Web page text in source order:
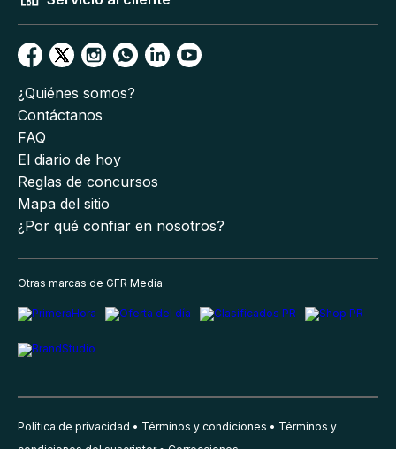
¿Quiénes somos?
Contáctanos
FAQ
El diario de hoy
Reglas de concursos
Mapa del sitio
¿Por qué confiar en nosotros?
Otras marcas de GFR Media
Política de privacidad Términos y condiciones
Términos y